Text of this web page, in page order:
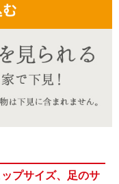
プサイズ、足のサ